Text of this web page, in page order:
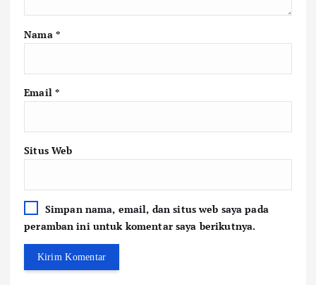
Nama *
Email *
Situs Web
Simpan nama, email, dan situs web saya pada
peramban ini untuk komentar saya berikutnya.